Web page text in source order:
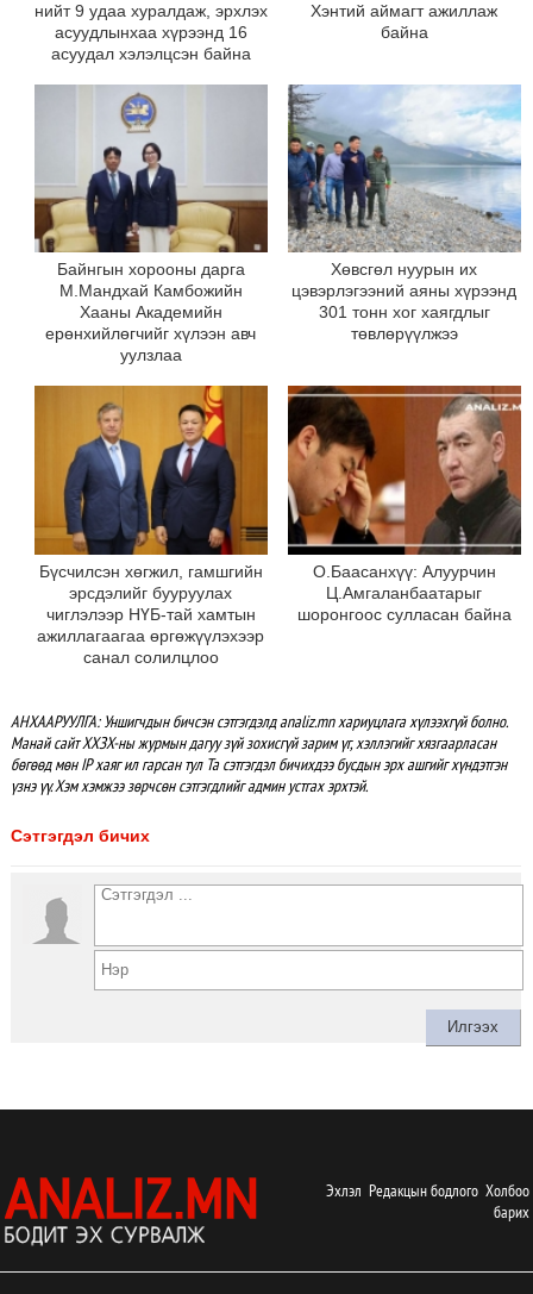
нийт 9 удаа хуралдаж, эрхлэх
асуудлынхаа хүрээнд 16
асуудал хэлэлцсэн байна
Хэнтий аймагт ажиллаж
байна
Байнгын хорооны дарга
М.Мандхай Камбожийн
Хааны Академийн
ерөнхийлөгчийг хүлээн авч
уулзлаа
Хөвсгөл нуурын их
цэвэрлэгээний аяны хүрээнд
301 тонн хог хаягдлыг
төвлөрүүлжээ
Бүсчилсэн хөгжил, гамшгийн
эрсдэлийг бууруулах
чиглэлээр НҮБ-тай хамтын
ажиллагаагаа өргөжүүлэхээр
санал солилцлоо
О.Баасанхүү: Алуурчин
Ц.Амгаланбаатарыг
шоронгоос сулласан байна
АНХААРУУЛГА: Уншигчдын бичсэн сэтгэгдэлд analiz.mn хариуцлага хүлээхгүй болно.
Манай сайт ХХЗХ-ны журмын дагуу зүй зохисгүй зарим үг, хэллэгийг хязгаарласан
бөгөөд мөн IP хаяг ил гарсан тул Та сэтгэгдэл бичихдээ бусдын эрх ашгийг хүндэтгэн
үзнэ үү. Хэм хэмжээ зөрчсөн сэтгэгдлийг админ устгах эрхтэй.
Сэтгэгдэл бичих
Эхлэл Редакцын бодлого Холбоо
барих